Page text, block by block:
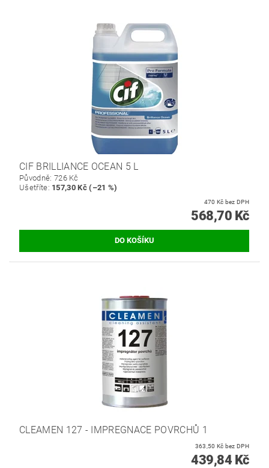
CIF BRILLIANCE OCEAN 5 L
Původně: 726 Kč
Ušetříte: 157,30 Kč (–21 %)
470 Kč bez DPH
568,70 Kč
CLEAMEN 127 - IMPREGNACE POVRCHŮ 1
363,50 Kč bez DPH
439,84 Kč